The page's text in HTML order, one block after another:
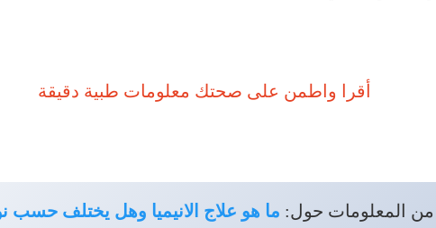
المعلومات حول: ما هو علاج الانيميا وهل يختلف حسب